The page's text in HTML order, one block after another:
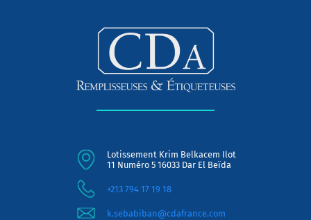
Lotissement Krim Belkacem Ilot
11 Numéro 5 16033 Dar El Beïda
+213 794 17 19 18
k.sebabiban@cdafrance.com